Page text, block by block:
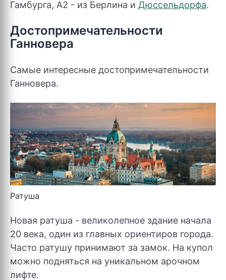
Гамбурга, А2 - из Берлина и Дюссельдорфа.
Достопримечательности
Ганновера
Самые интересные достопримечательности
Ганновера.
Ратуша
Новая ратуша - великолепное здание начала
20 века, один из главных ориентиров города.
Часто ратушу принимают за замок. На купол
можно подняться на уникальном арочном
лифте.